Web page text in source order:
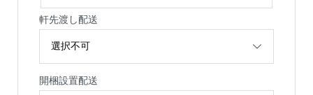
軒先渡し配送
開梱設置配送